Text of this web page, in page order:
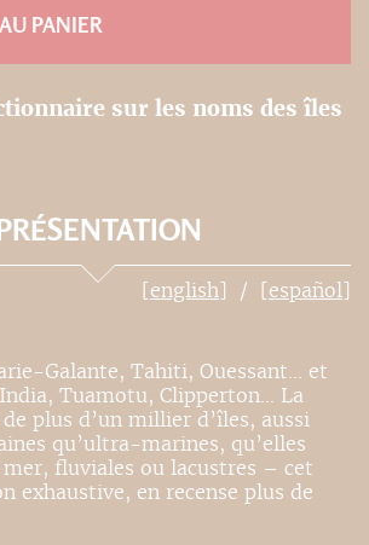
PANIER
sur les noms des îles
[english] [español]
Galante, Tahiti, Ouessant… et
Tuamotu, Clipperton... La
plus d’un millier d’îles, aussi
qu’ultra-marines, qu’elles
fluviales ou lacustres – cet
exhaustive, en recense plus de